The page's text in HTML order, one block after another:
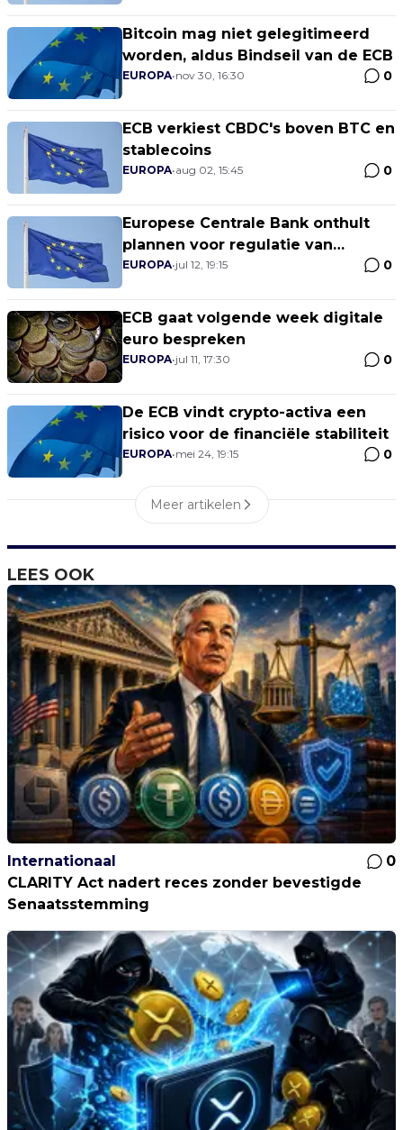
Bitcoin mag niet gelegitimeerd
worden, aldus Bindseil van de ECB
EUROPA•nov 30, 16:30 0
ECB verkiest CBDC's boven BTC en
stablecoins
EUROPA•aug 02, 15:45 0
Europese Centrale Bank onthult
plannen voor regulatie van
cryptocurrencies
EUROPA•jul 12, 19:15 0
ECB gaat volgende week digitale
euro bespreken
EUROPA•jul 11, 17:30 0
De ECB vindt crypto-activa een
risico voor de financiële stabiliteit
EUROPA•mei 24, 19:15 0
Meer artikelen
LEES OOK
Internationaal
0
CLARITY Act nadert reces zonder bevestigde
Senaatsstemming